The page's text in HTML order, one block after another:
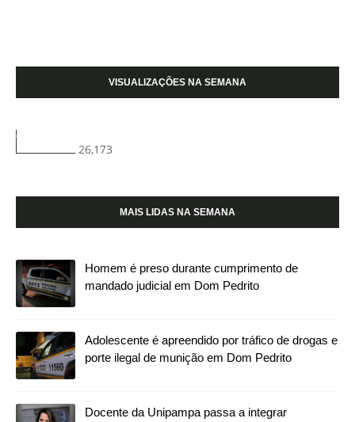
VISUALIZAÇÕES NA SEMANA
26,173
MAIS LIDAS NA SEMANA
Homem é preso durante cumprimento de
mandado judicial em Dom Pedrito
Adolescente é apreendido por tráfico de drogas e
porte ilegal de munição em Dom Pedrito
Docente da Unipampa passa a integrar